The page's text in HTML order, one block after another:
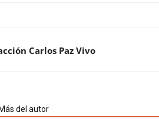
Carlos Paz Vivo
Más del autor